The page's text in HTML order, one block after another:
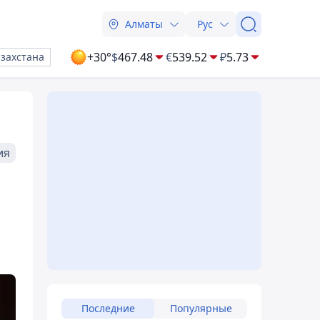
Алматы Рус
+30°$467.48 €539.52 ₽5.73
Последние Популярные